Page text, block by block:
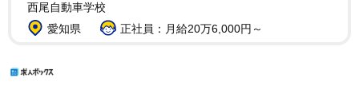
西尾自動車学校
愛知県
正社員：月給20万6,000円～